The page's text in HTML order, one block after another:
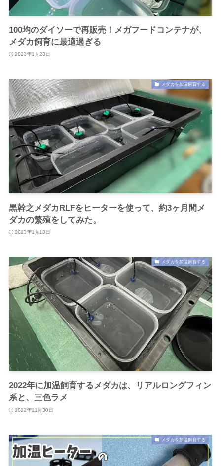
100均のダイソーで再販売！メガフードコンテナが、
メダカ飼育に最適過ぎる
2023年1月23日
メダカを加温飼育する
黒幹之メダカRLFをヒーターを使って、約3ヶ月間メ
ダカの繁殖をしてみた。
2023年1月13日
メダカを加温飼育する
2022年に加温飼育するメダカは、リアルロングフィン
系と、三色ラメ
2022年11月30日
メダカを加温飼育する